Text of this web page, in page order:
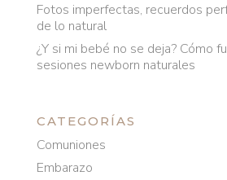
Fotos imperfectas, recuerdos
de lo natural
¿Y si mi bebé no se deja? Cómo
sesiones newborn naturales
CATEGORÍAS
Comuniones
Embarazo